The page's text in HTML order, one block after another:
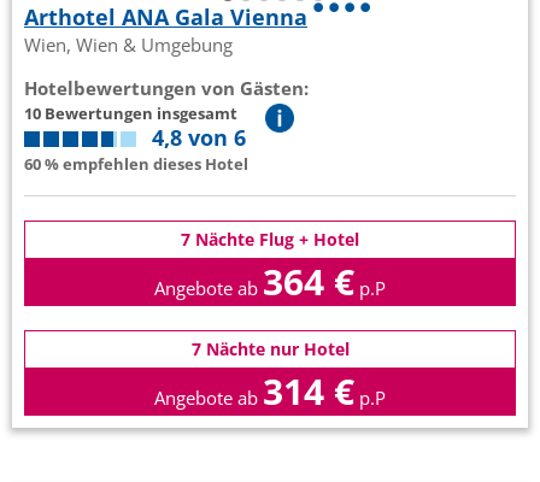
Arthotel ANA Gala Vienna
Wien, Wien & Umgebung
Hotelbewertungen von Gästen:
10 Bewertungen insgesamt
4,8 von 6
60 % empfehlen dieses Hotel
7 Nächte Flug + Hotel
Angebote ab 364 € p.P
7 Nächte nur Hotel
Angebote ab 314 € p.P